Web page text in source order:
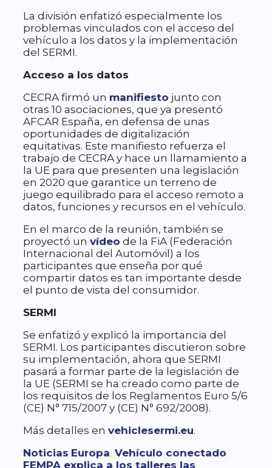
La división enfatizó especialmente los
problemas vinculados con el acceso del
vehículo a los datos y la implementación
del SERMI.
Acceso a los datos
CECRA firmó un manifiesto junto con
otras 10 asociaciones, que ya presentó
AFCAR España, en defensa de unas
oportunidades de digitalización
equitativas. Este manifiesto refuerza el
trabajo de CECRA y hace un llamamiento a
la UE para que presenten una legislación
en 2020 que garantice un terreno de
juego equilibrado para el acceso remoto a
datos, funciones y recursos en el vehículo.
En el marco de la reunión, también se
proyectó un vídeo de la FiA (Federación
Internacional del Automóvil) a los
participantes que enseña por qué
compartir datos es tan importante desde
el punto de vista del consumidor.
SERMI
Se enfatizó y explicó la importancia del
SERMI. Los participantes discutieron sobre
su implementación, ahora que SERMI
pasará a formar parte de la legislación de
la UE (SERMI se ha creado como parte de
los requisitos de los Reglamentos Euro 5/6
(CE) N° 715/2007 y (CE) N° 692/2008).
Más detalles en vehiclesermi.eu.
Categorías
Noticias Etiquetas
Europa, Vehículo conectado
FEMPA explica a los talleres las